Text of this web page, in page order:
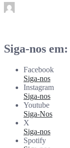
Siga-nos em:
Facebook
Siga-nos
Instagram
Siga-nos
Youtube
Siga-Nos
X
Siga-nos
Spotify